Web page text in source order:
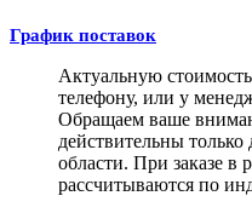
График поставок
Актуальную
телефону, или у
Обращаем ваше
действительны
области. При заказе
рассчитываются по